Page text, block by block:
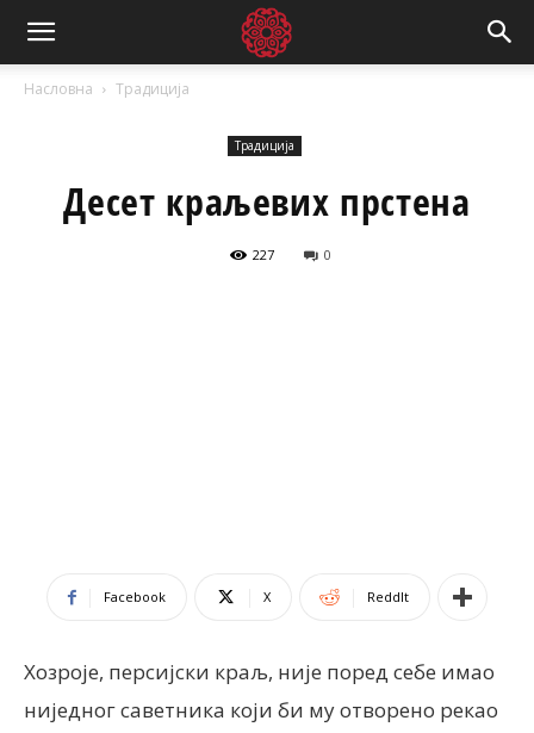
Насловна Традиција
Традиција
Десет краљевих прстена
227 0
Facebook X ReddIt
Хозроје, персијски краљ, није поред себе имао
ниједног саветника који би му отворено рекао